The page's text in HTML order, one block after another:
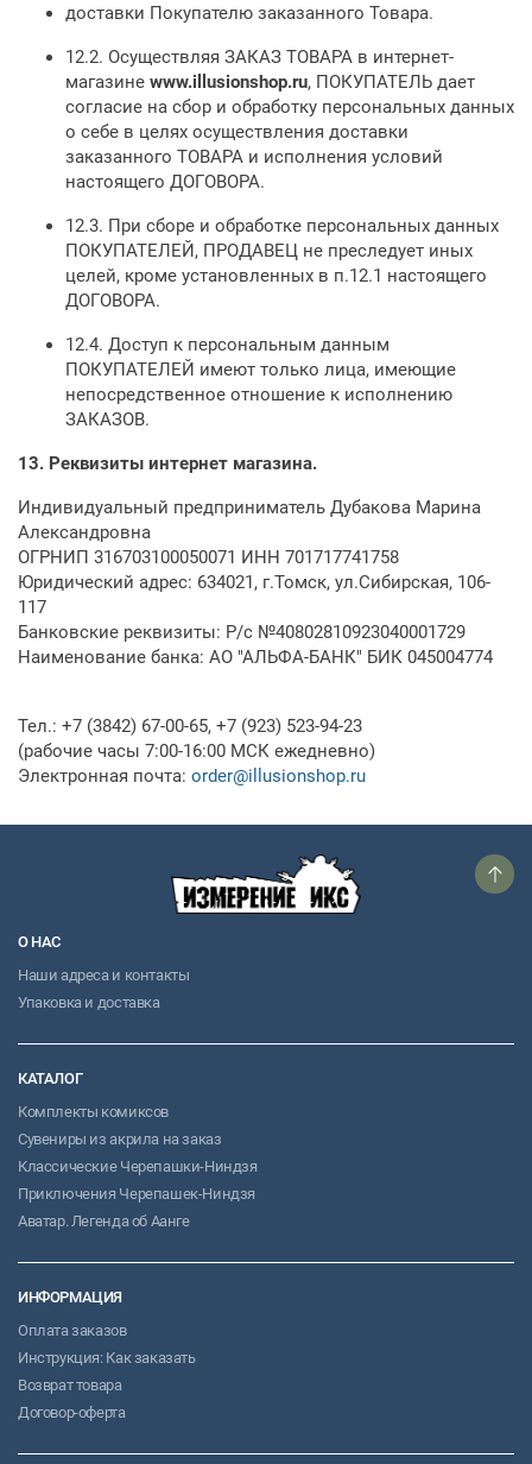
доставки Покупателю заказанного Товара.
12.2. Осуществляя ЗАКАЗ ТОВАРА в интернет-
магазине www.illusionshop.ru, ПОКУПАТЕЛЬ дает
согласие на сбор и обработку персональных данных
о себе в целях осуществления доставки
заказанного ТОВАРА и исполнения условий
настоящего ДОГОВОРА.
12.3. При сборе и обработке персональных данных
ПОКУПАТЕЛЕЙ, ПРОДАВЕЦ не преследует иных
целей, кроме установленных в п.12.1 настоящего
ДОГОВОРА.
12.4. Доступ к персональным данным
ПОКУПАТЕЛЕЙ имеют только лица, имеющие
непосредственное отношение к исполнению
ЗАКАЗОВ.
13. Реквизиты интернет магазина.
Индивидуальный предприниматель Дубакова Марина
Александровна
ОГРНИП 316703100050071 ИНН 701717741758
Юридический адрес: 634021, г.Томск, ул.Сибирская, 106-
117
Банковские реквизиты: Р/с №40802810923040001729
Наименование банка: АО "АЛЬФА-БАНК" БИК 045004774
Тел.: +7 (3842) 67-00-65, +7 (923) 523-94-23
(рабочие часы 7:00-16:00 МСК ежедневно)
Электронная почта: order@illusionshop.ru
О НАС
Наши адреса и контакты
Упаковка и доставка
КАТАЛОГ
Комплекты комиксов
Сувениры из акрила на заказ
Классические Черепашки-Ниндзя
Приключения Черепашек-Ниндзя
Аватар. Легенда об Аанге
ИНФОРМАЦИЯ
Оплата заказов
Инструкция: Как заказать
Возврат товара
Договор-оферта